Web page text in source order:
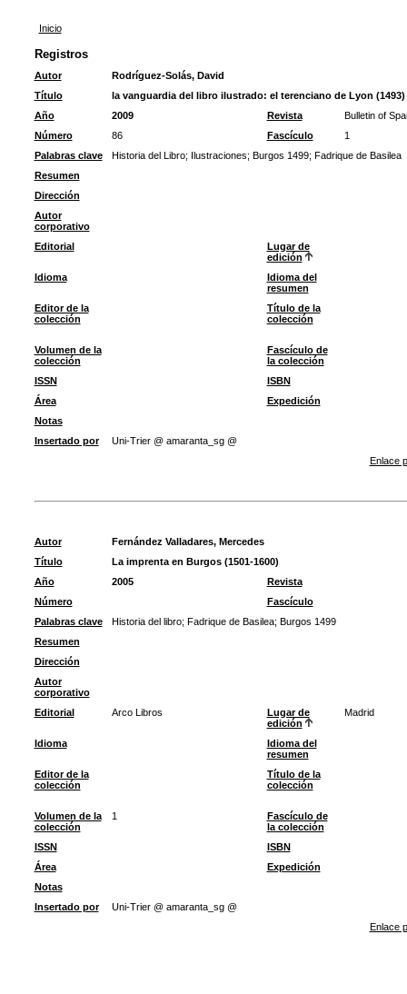
Inicio
Registros
Autor
Rodríguez-Solás, David
Título
la vanguardia del libro ilustrado: el terenciano de Lyon
Año
2009 Revista
Bulletin of
Número
86 Fascículo
1
Palabras clave
Historia del Libro; Ilustraciones; Burgos 1499; Fadrique de Basilea
Resumen
Dirección
Autor
corporativo
Editorial
Lugar de
edición
Idioma
Idioma del
resumen
Editor de la
colección
Título de la
colección
Volumen de la
colección
Fascículo de
la colección
ISSN
ISBN
Área
Expedición
Notas
Insertado por
Uni-Trier @ amaranta_sg @
Enlace
Autor
Fernández Valladares, Mercedes
Título
La imprenta en Burgos (1501-1600)
Año
2005
Revista
Número
Fascículo
Palabras clave
Historia del libro; Fadrique de Basilea; Burgos 1499
Resumen
Dirección
Autor
corporativo
Editorial
Arco Libros
Lugar de
edición
Madrid
Idioma
Idioma del
resumen
Editor de la
colección
Título de la
colección
Volumen de la
colección
1
Fascículo de
la colección
ISSN
ISBN
Área
Expedición
Notas
Insertado por
Uni-Trier @ amaranta_sg @
Enlace